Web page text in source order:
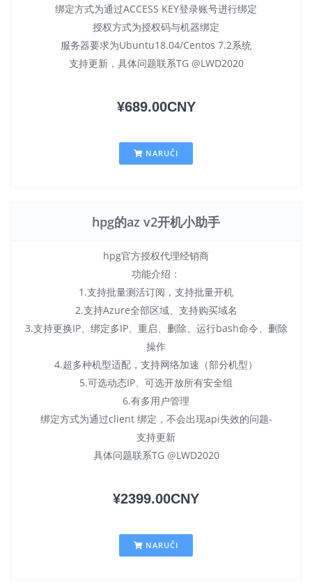
绑定方式为通过ACCESS KEY登录账号进行绑定
授权方式为授权码与机器绑定
服务器要求为Ubuntu18.04/Centos 7.2系统
支持更新，具体问题联系TG @LWD2020
¥689.00CNY
NARUČI
hpg的az v2开机小助手
hpg官方授权代理经销商
功能介绍：
1.支持批量测活订阅，支持批量开机
2.支持Azure全部区域、支持购买域名
3.支持更换IP、绑定多IP、重启、删除、运行bash命令、删除
操作
4.超多种机型适配，支持网络加速（部分机型）
5.可选动态IP、可选开放所有安全组
6.有多用户管理
绑定方式为通过client 绑定，不会出现api失效的问题-
支持更新
具体问题联系TG @LWD2020
¥2399.00CNY
NARUČI